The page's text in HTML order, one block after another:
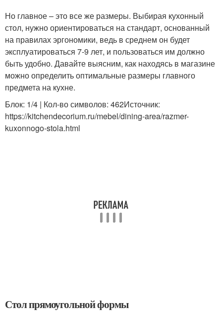
Но главное – это все же размеры. Выбирая кухонный
стол, нужно ориентироваться на стандарт, основанный
на правилах эргономики, ведь в среднем он будет
эксплуатироваться 7-9 лет, и пользоваться им должно
быть удобно. Давайте выясним, как находясь в магазине
можно определить оптимальные размеры главного
предмета на кухне.
Блок: 1/4 | Кол-во символов: 462Источник:
https://kitchendecorium.ru/mebel/dining-area/razmer-
kuxonnogo-stola.html
Стол прямоугольной формы